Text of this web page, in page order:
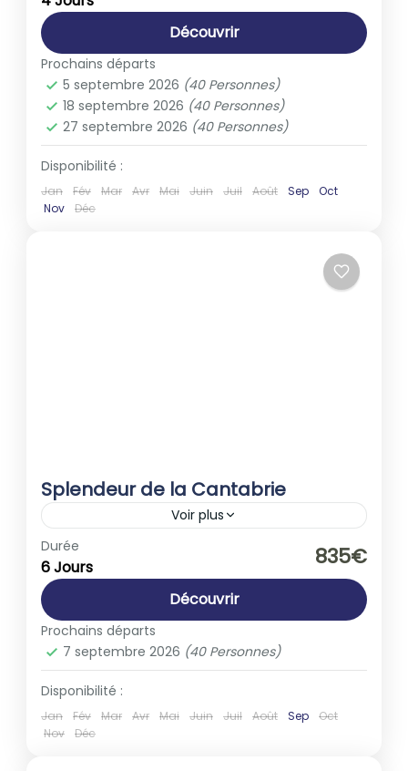
Découvrir
Prochains départs
5 septembre 2026 (40 Personnes)
18 septembre 2026 (40 Personnes)
27 septembre 2026 (40 Personnes)
Disponibilité :
Jan Fév Mar Avr Mai Juin Juil Août Sep
Oct
Nov
Déc
Splendeur de la Cantabrie
Voir plus
Espagne
1-40 People
Durée
6 Jours 835€
Découvrir
Prochains départs
7 septembre 2026 (40 Personnes)
Disponibilité :
Jan Fév Mar Avr Mai Juin Juil Août Sep
Oct
Nov
Déc